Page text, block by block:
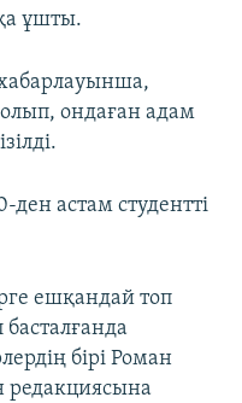
ұшты.
хабарлауынша,
ондаған адам
астам студентті
ешқандай топ
бірі Роман
редакциясына